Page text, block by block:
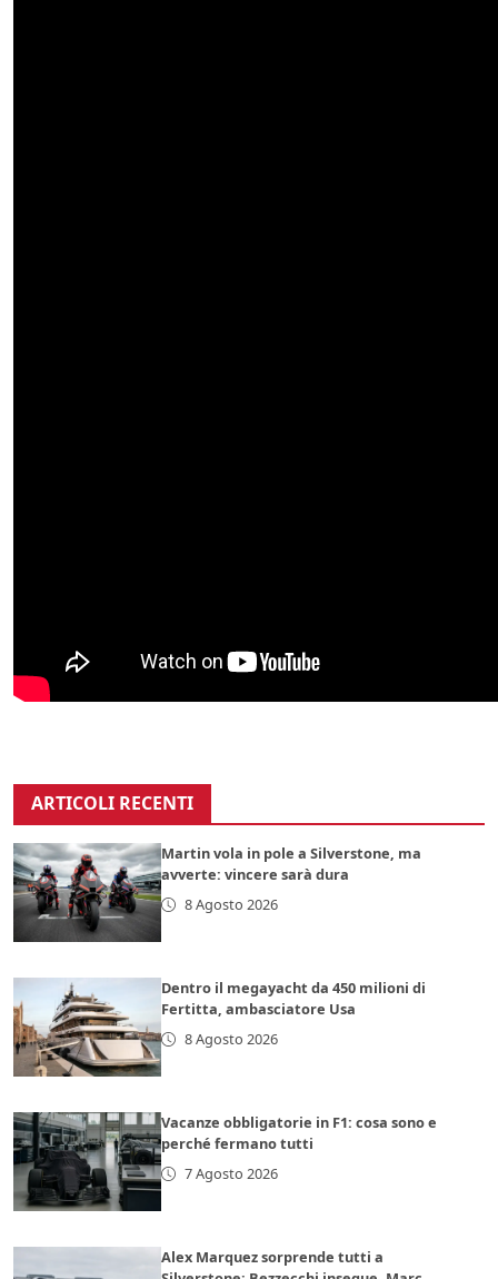
ARTICOLI RECENTI
Martin vola in pole a Silverstone, ma
avverte: vincere sarà dura
8 Agosto 2026
Dentro il megayacht da 450 milioni di
Fertitta, ambasciatore Usa
8 Agosto 2026
Vacanze obbligatorie in F1: cosa sono e
perché fermano tutti
7 Agosto 2026
Alex Marquez sorprende tutti a